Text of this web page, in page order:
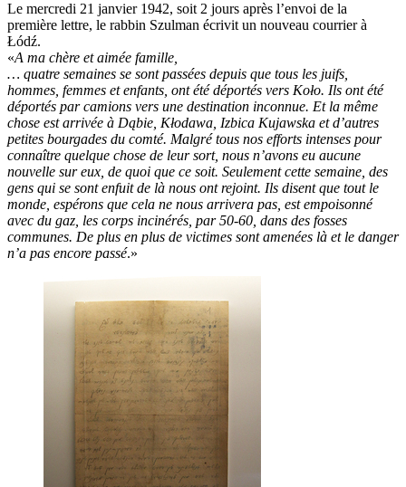
Le mercredi 21 janvier 1942, soit 2 jours après l’envoi de la
première lettre, le rabbin Szulman écrivit un nouveau courrier à
Łódź.
«A ma chère et aimée famille,
… quatre semaines se sont passées depuis que tous les juifs,
hommes, femmes et enfants, ont été déportés vers Koło. Ils ont été
déportés par camions vers une destination inconnue. Et la même
chose est arrivée à Dąbie, Kłodawa, Izbica Kujawska et d’autres
petites bourgades du comté. Malgré tous nos efforts intenses pour
connaître quelque chose de leur sort, nous n’avons eu aucune
nouvelle sur eux, de quoi que ce soit. Seulement cette semaine, des
gens qui se sont enfuit de là nous ont rejoint. Ils disent que tout le
monde, espérons que cela ne nous arrivera pas, est empoisonné
avec du gaz, les corps incinérés, par 50-60, dans des fosses
communes. De plus en plus de victimes sont amenées là et le danger
n’a pas encore passé.»